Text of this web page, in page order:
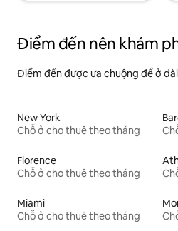
Điểm đến nên khám
Điểm đến được ưa chuộng để ở
New York
Chỗ ở cho thuê theo tháng
Florence
Chỗ ở cho thuê theo tháng
Miami
Chỗ ở cho thuê theo tháng